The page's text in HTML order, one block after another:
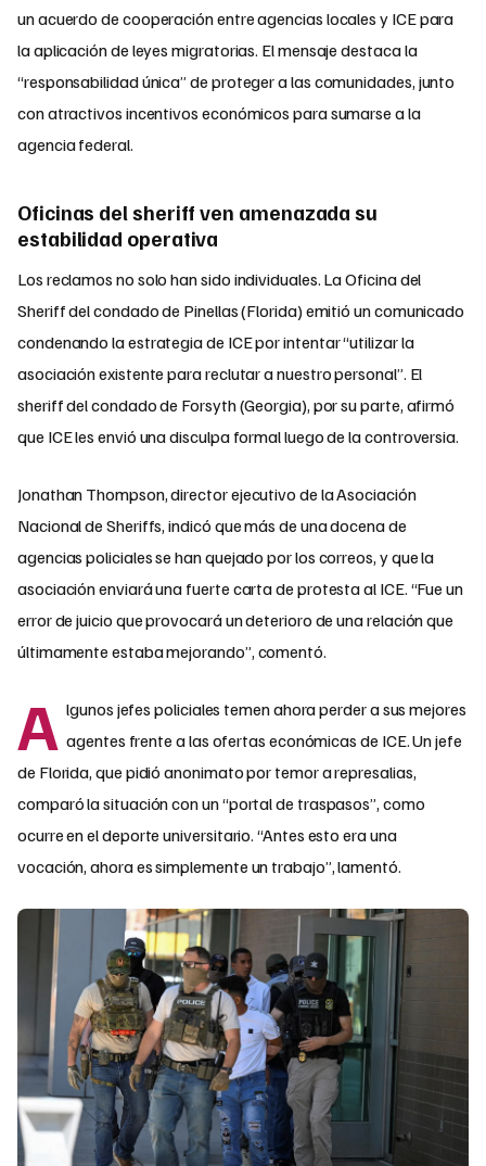
un acuerdo de cooperación entre agencias locales y ICE para
la aplicación de leyes migratorias. El mensaje destaca la
“responsabilidad única” de proteger a las comunidades, junto
con atractivos incentivos económicos para sumarse a la
agencia federal.
Oficinas del sheriff ven amenazada su
estabilidad operativa
Los reclamos no solo han sido individuales. La Oficina del
Sheriff del condado de Pinellas (Florida) emitió un comunicado
condenando la estrategia de ICE por intentar “utilizar la
asociación existente para reclutar a nuestro personal”. El
sheriff del condado de Forsyth (Georgia), por su parte, afirmó
que ICE les envió una disculpa formal luego de la controversia.
Jonathan Thompson, director ejecutivo de la Asociación
Nacional de Sheriffs, indicó que más de una docena de
agencias policiales se han quejado por los correos, y que la
asociación enviará una fuerte carta de protesta al ICE. “Fue un
error de juicio que provocará un deterioro de una relación que
últimamente estaba mejorando”, comentó.
A lgunos jefes policiales temen ahora perder a sus mejores
agentes frente a las ofertas económicas de ICE. Un jefe
de Florida, que pidió anonimato por temor a represalias,
comparó la situación con un “portal de traspasos”, como
ocurre en el deporte universitario. “Antes esto era una
vocación, ahora es simplemente un trabajo”, lamentó.